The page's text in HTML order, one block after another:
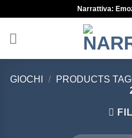
content
Narrattiva:
GIOCHI / PRODUCTS